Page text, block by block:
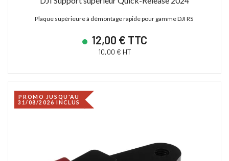
Plaque supérieure à démontage rapide pour gamme DJI RS
12,00 € TTC
10,00 € HT
PROMO JUSQU'AU
31/08/2026 INCLUS